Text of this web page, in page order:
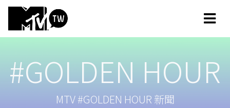
#GOLDEN HOUR
MTV #GOLDEN HOUR 新聞